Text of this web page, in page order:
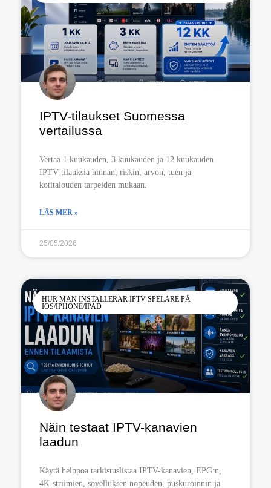
IPTV-tilaukset Suomessa
vertailussa
Vertaa 1 kuukauden, 3 kuukauden ja 12 kuukauden
IPTV-tilauksia hinnan, riskin, arvon, tuen ja
kotitalouden tarpeiden mukaan.
LÄS MER »
25/05/2026
HUR MAN INSTALLERAR IPTV-SPELARE PÅ
IOS/IPHONE/IPAD
Näin testaat IPTV-kanavien
laadun
Käytä helppoa tarkistuslistaa IPTV-kanavien, EPG:n,
4K-striimien, sovelluksen nopeuden, puskuroinnin ja